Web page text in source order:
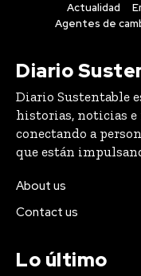
Actualidad
Agentes de
Diario
Diario Sustentable
historias, noticias
conectando a
que están
About us
Contact us
Lo último